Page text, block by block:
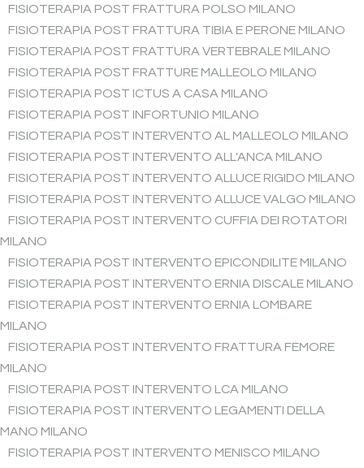
FISIOTERAPIA POST FRATTURA POLSO MILANO
FISIOTERAPIA POST FRATTURA TIBIA E PERONE MILANO
FISIOTERAPIA POST FRATTURA VERTEBRALE MILANO
FISIOTERAPIA POST FRATTURE MALLEOLO MILANO
FISIOTERAPIA POST ICTUS A CASA MILANO
FISIOTERAPIA POST INFORTUNIO MILANO
FISIOTERAPIA POST INTERVENTO AL MALLEOLO MILANO
FISIOTERAPIA POST INTERVENTO ALL'ANCA MILANO
FISIOTERAPIA POST INTERVENTO ALLUCE RIGIDO MILANO
FISIOTERAPIA POST INTERVENTO ALLUCE VALGO MILANO
FISIOTERAPIA POST INTERVENTO CUFFIA DEI ROTATORI
MILANO
FISIOTERAPIA POST INTERVENTO EPICONDILITE MILANO
FISIOTERAPIA POST INTERVENTO ERNIA DISCALE MILANO
FISIOTERAPIA POST INTERVENTO ERNIA LOMBARE
MILANO
FISIOTERAPIA POST INTERVENTO FRATTURA FEMORE
MILANO
FISIOTERAPIA POST INTERVENTO LCA MILANO
FISIOTERAPIA POST INTERVENTO LEGAMENTI DELLA
MANO MILANO
FISIOTERAPIA POST INTERVENTO MENISCO MILANO